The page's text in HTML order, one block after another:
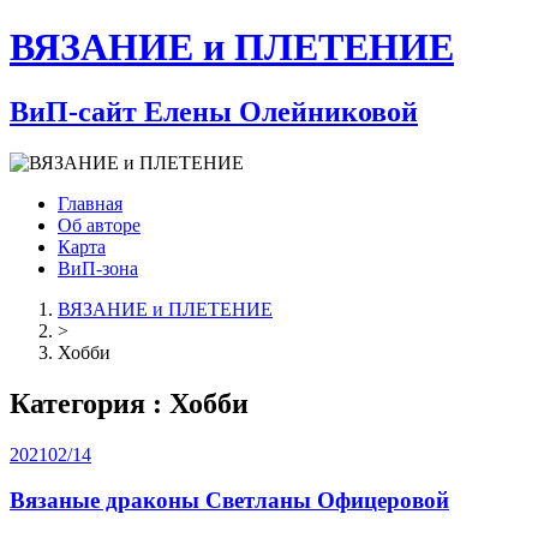
ВЯЗАНИЕ и ПЛЕТЕНИЕ
ВиП-сайт Елены Олейниковой
Главная
Об авторе
Карта
ВиП-зона
ВЯЗАНИЕ и ПЛЕТЕНИЕ
>
Хобби
Категория : Хобби
202102/14
Вязаные драконы Светланы Офицеровой